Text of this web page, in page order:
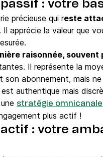
: votre
précieuse qui reste
. Il apprécie la valeur que
raisonnée,
Il représente la
son abonnement, mais
authentique mais
stratégie omnicanale
plus actif !
: votre